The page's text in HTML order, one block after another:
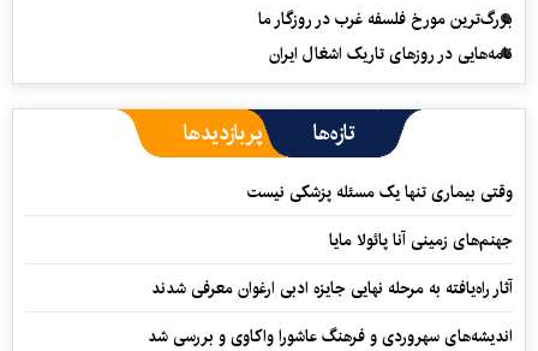
بزرگ‌ترین مورخ فلسفه غرب در روزگار ما
نامه‌هایی در روزهای تاریک اشغال ایران
تازه‌ها پربازدیدها
وقتی بیماری تنها یک مسئله پزشکی نیست
جهنم‌های زمینی آنا پائولا مایا
آثار راه‌یافته به مرحله نهایی جایزه ادبی ارغوان معرفی شدند
اندیشه‌های سهروردی و فرهنگ عاشورا واکاوی و بررسی شد